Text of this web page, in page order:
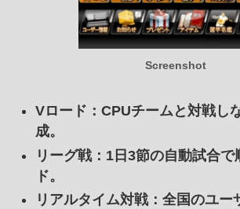
Screenshot
Vロード ：CPUチームと対戦し
成。
リーグ戦：1日3節の自動試合で
ド。
リアルタイム対戦：全国のユー